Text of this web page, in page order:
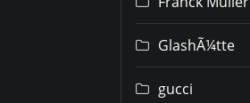
GlashÃ¼tte
gucci